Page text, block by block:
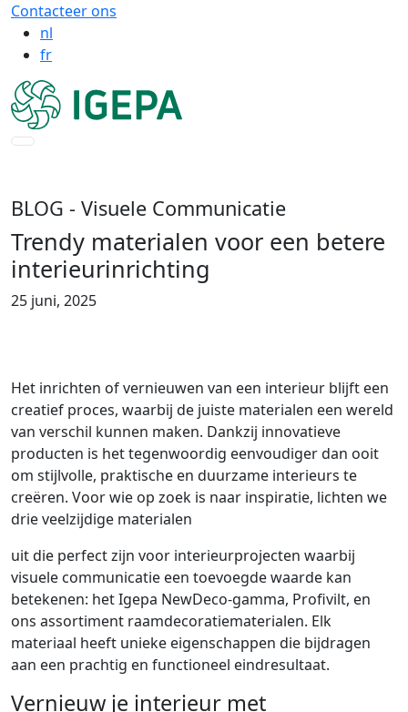
Contacteer ons
nl
fr
BLOG - Visuele Communicatie
Trendy materialen voor een betere
interieurinrichting
25 juni, 2025
Het inrichten of vernieuwen van een interieur blijft een
creatief proces, waarbij de juiste materialen een wereld
van verschil kunnen maken. Dankzij innovatieve
producten is het tegenwoordig eenvoudiger dan ooit
om stijlvolle, praktische en duurzame interieurs te
creëren. Voor wie op zoek is naar inspiratie, lichten we
drie veelzijdige materialen
uit die perfect zijn voor interieurprojecten waarbij
visuele communicatie een toevoegde waarde kan
betekenen: het Igepa NewDeco-gamma, Profivilt, en
ons assortiment raamdecoratiematerialen. Elk
materiaal heeft unieke eigenschappen die bijdragen
aan een prachtig en functioneel eindresultaat.
Vernieuw je interieur met